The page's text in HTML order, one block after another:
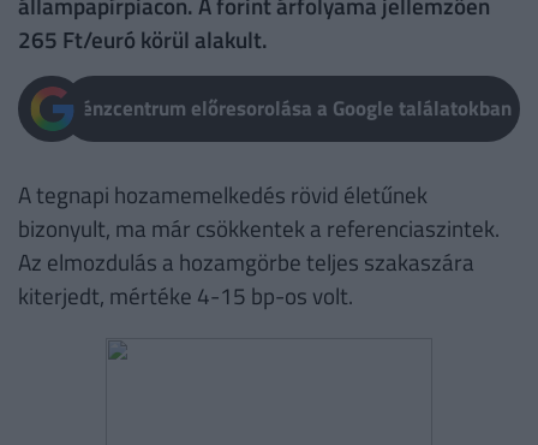
265 Ft/euró körül alakult.
Pénzcentrum előresorolása a Google találatokban
A tegnapi hozamemelkedés rövid életűnek
bizonyult, ma már csökkentek a referenciaszintek.
Az elmozdulás a hozamgörbe teljes szakaszára
kiterjedt, mértéke 4-15 bp-os volt.